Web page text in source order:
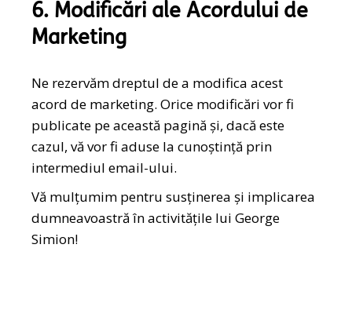
6. Modificări ale Acordului de
Marketing
Ne rezervăm dreptul de a modifica acest
acord de marketing. Orice modificări vor fi
publicate pe această pagină și, dacă este
cazul, vă vor fi aduse la cunoștință prin
intermediul email-ului.
Vă mulțumim pentru susținerea și implicarea
dumneavoastră în activitățile lui George
Simion!